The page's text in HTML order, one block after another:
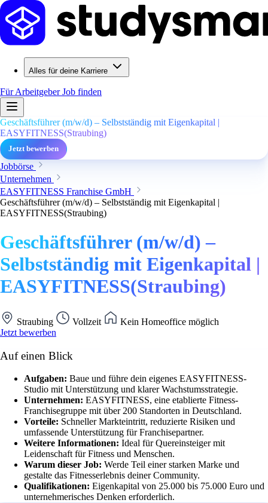
Alles für deine Karriere
Für ArbeitgeberJob finden
Geschäftsführer (m/w/d) – Selbstständig mit Eigenkapital |
EASYFITNESS(Straubing)
Jetzt bewerben
Jobbörse
Unternehmen
EASYFITNESS Franchise GmbH
Geschäftsführer (m/w/d) – Selbstständig mit Eigenkapital |
EASYFITNESS(Straubing)
Geschäftsführer (m/w/d) –
Selbstständig mit Eigenkapital |
EASYFITNESS(Straubing)
Straubing Vollzeit
Kein Homeoffice möglich
Jetzt bewerben
Auf einen Blick
Aufgaben: Baue und führe dein eigenes EASYFITNESS-
Studio mit Unterstützung und klarer Wachstumsstrategie.
Unternehmen: EASYFITNESS, eine etablierte Fitness-
Franchisegruppe mit über 200 Standorten in Deutschland.
Vorteile: Schneller Markteintritt, reduzierte Risiken und
umfassende Unterstützung für Franchisepartner.
Weitere Informationen: Ideal für Quereinsteiger mit
Leidenschaft für Fitness und Menschen.
Warum dieser Job: Werde Teil einer starken Marke und
gestalte das Fitnesserlebnis deiner Community.
Qualifikationen: Eigenkapital von 25.000 bis 75.000 Euro und
unternehmerisches Denken erforderlich.